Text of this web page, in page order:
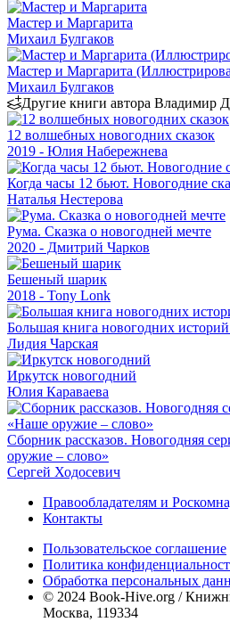
Мастер и Маргарита
Михаил Булгаков
Мастер и Маргарита
Михаил Булгаков
Другие книги автора Владимир
12 волшебных новогодних сказок
2019 - Юлия Набережнева
Когда часы 12 бьют. Новогодние
Наталья Нестерова
Рума. Сказка о новогодней мечте
2020 - Дмитрий Чарков
Бешеный шарик
2018 - Tony Lonk
Большая книга новогодних
Лидия Чарская
Иркутск новогодний
Юлия Караваева
Сборник рассказов. Новогодняя
оружие – слово»
Сергей Ходосевич
Правообладателям и
Контакты
Пользовательское соглашение
Политика
Обработка персональных
© 2024 Book-Hive.org /
Москва, 119334